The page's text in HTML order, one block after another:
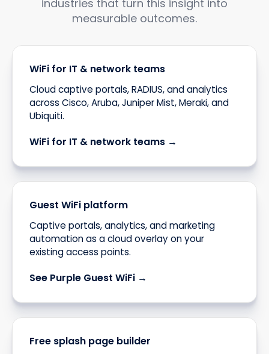
industries that turn this insight into
measurable outcomes.
WiFi for IT & network teams
Cloud captive portals, RADIUS, and analytics
across Cisco, Aruba, Juniper Mist, Meraki, and
Ubiquiti.
WiFi for IT & network teams →
Guest WiFi platform
Captive portals, analytics, and marketing
automation as a cloud overlay on your
existing access points.
See Purple Guest WiFi →
Free splash page builder